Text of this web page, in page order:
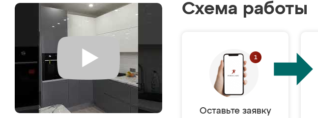
Схема работы
Оставьте заявку